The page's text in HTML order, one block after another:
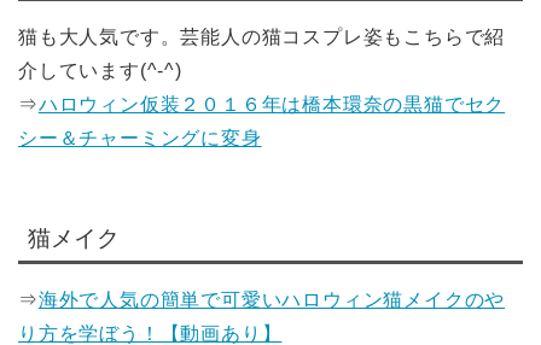
猫も大人気です。芸能人の猫コスプレ姿もこちらで紹
介しています(^-^)
⇒ハロウィン仮装２０１６年は橋本環奈の黒猫でセク
シー＆チャーミングに変身
猫メイク
⇒海外で人気の簡単で可愛いハロウィン猫メイクのや
り方を学ぼう！【動画あり】